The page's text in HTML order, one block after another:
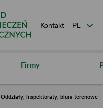
Kontakt
Firmy
Oddziały, inspektoraty, biura terenowe